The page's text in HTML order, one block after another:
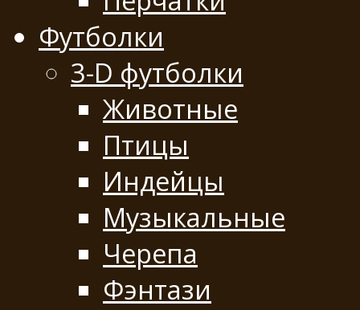
Футболки
3-D футболки
Животные
Птицы
Индейцы
Музыкальные
Черепа
Фэнтази